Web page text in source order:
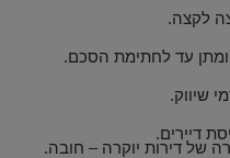
לקצה.
ומתן עד לחתימת הסכם.
שיווק.
דיירים.
.